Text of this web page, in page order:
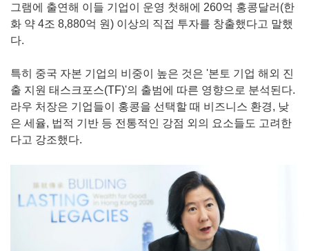
그램에 출연해 이들 기업이 운영 첫해에 260억 홍콩달러(한
화 약 4조 8,880억 원) 이상의 직접 투자를 창출했다고 말했
다.
특히 중국 자본 기업의 비중이 높은 것은 '본토 기업 해외 진
출 지원 태스크포스(TF)'의 출범에 따른 영향으로 분석된다.
라우 처장은 기업들이 홍콩을 선택할 때 비즈니스 환경, 낮
은 세율, 법적 기반 등 전통적인 강점 외의 요소들도 고려한
다고 강조했다.